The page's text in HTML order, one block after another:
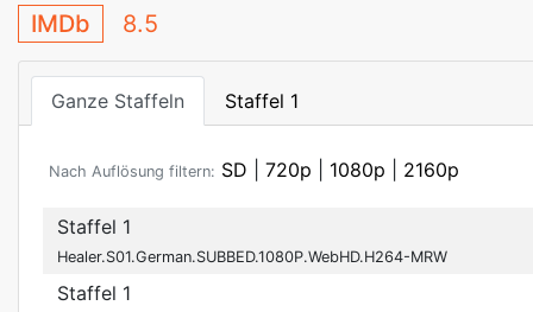
IMDb 8.5
Ganze Staffeln Staffel 1
Nach Auflösung filtern: SD 720p 1080p 2160p
Staffel 1
Healer.S01.German.SUBBED.1080P.WebHD.H264-MRW
Staffel 1